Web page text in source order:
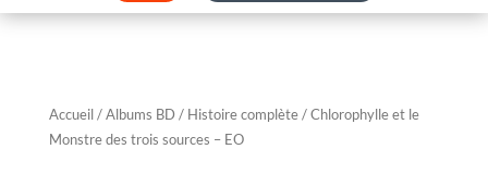
Accueil/Albums BD / Histoire complète/ Chlorophylle et le
Monstre des trois sources – EO